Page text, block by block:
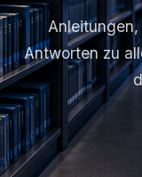
Antworten zu